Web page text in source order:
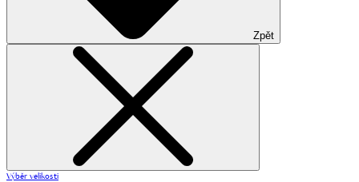
Zpět
Výběr velikosti